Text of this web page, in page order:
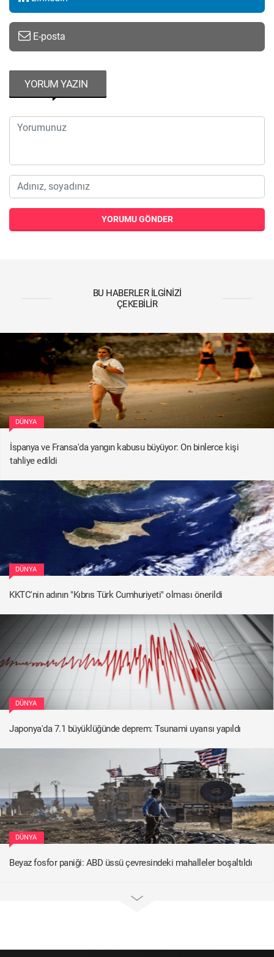
E-posta
YORUM YAZIN
YORUMU GÖNDER
BU HABERLER İLGINIZI
ÇEKEBILIR
DÜNYA
İspanya ve Fransa'da yangın kabusu büyüyor: On binlerce kişi
tahliye edildi
DÜNYA
KKTC'nin adının "Kıbrıs Türk Cumhuriyeti" olması önerildi
DÜNYA
Japonya'da 7.1 büyüklüğünde deprem: Tsunami uyarısı yapıldı
DÜNYA
Beyaz fosfor paniği: ABD üssü çevresindeki mahalleler boşaltıldı